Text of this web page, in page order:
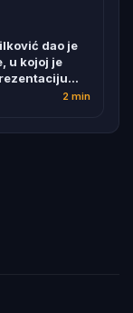
dao je
u kojoj je
2 min